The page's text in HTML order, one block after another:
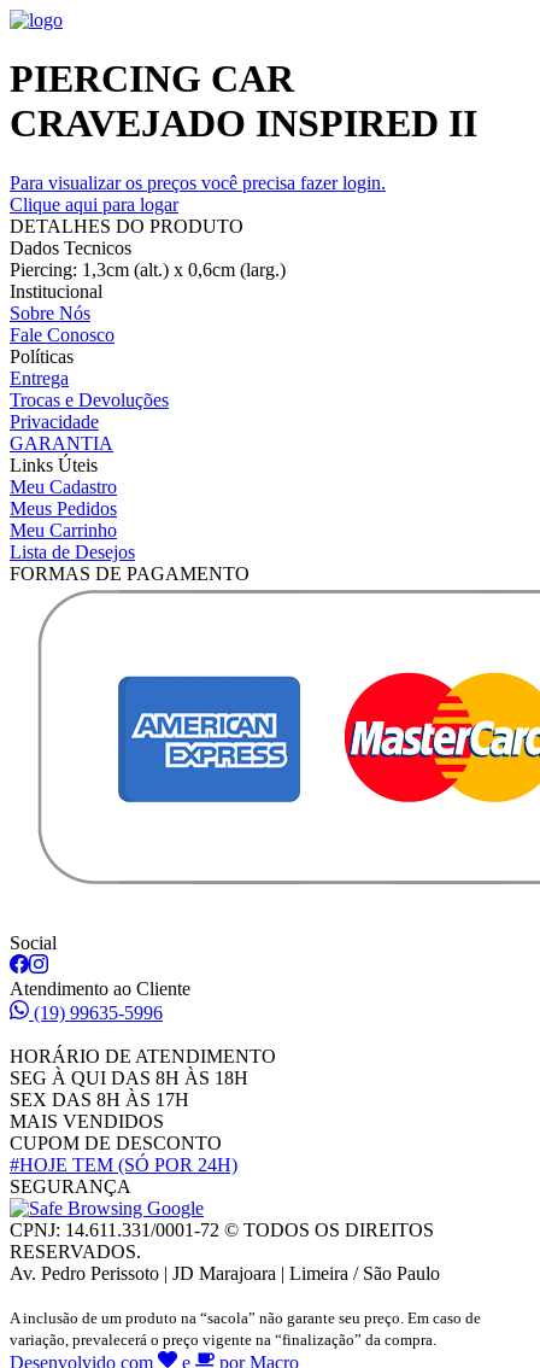
PIERCING CAR
CRAVEJADO INSPIRED II
Para visualizar os preços você precisa fazer login.
Clique aqui para logar
DETALHES DO PRODUTO
Dados Tecnicos
Piercing: 1,3cm (alt.) x 0,6cm (larg.)
Institucional
Sobre Nós
Fale Conosco
Políticas
Entrega
Trocas e Devoluções
Privacidade
GARANTIA
Links Úteis
Meu Cadastro
Meus Pedidos
Meu Carrinho
Lista de Desejos
FORMAS DE PAGAMENTO
Social
Atendimento ao Cliente
(19) 99635-5996
HORÁRIO DE ATENDIMENTO
SEG À QUI DAS 8H ÀS 18H
SEX DAS 8H ÀS 17H
MAIS VENDIDOS
CUPOM DE DESCONTO
#HOJE TEM (SÓ POR 24H)
SEGURANÇA
CPNJ: 14.611.331/0001-72 © TODOS OS DIREITOS
RESERVADOS.
Av. Pedro Perissoto | JD Marajoara | Limeira / São Paulo
A inclusão de um produto na “sacola” não garante seu preço. Em caso de
variação, prevalecerá o preço vigente na “finalização” da compra.
Desenvolvido com e por Macro